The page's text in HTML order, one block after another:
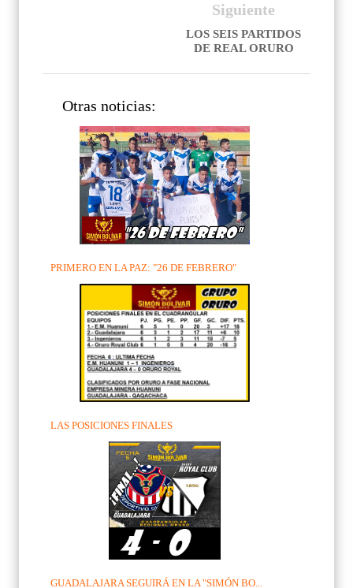
Siguiente
LOS SEIS PARTIDOS
DE REAL ORURO
Otras noticias:
PRIMERO EN LA PAZ: "26 DE FEBRERO"
LAS POSICIONES FINALES
GUADALAJARA SEGUIRÁ EN LA "SIMÓN BO...